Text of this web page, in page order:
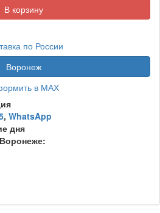
по России
Воронеж
в МАХ
, WhatsApp
дня